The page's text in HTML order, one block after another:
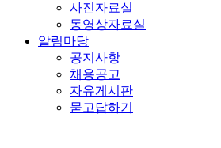
사진자료실
동영상자료실
알림마당
공지사항
채용공고
자유게시판
묻고답하기